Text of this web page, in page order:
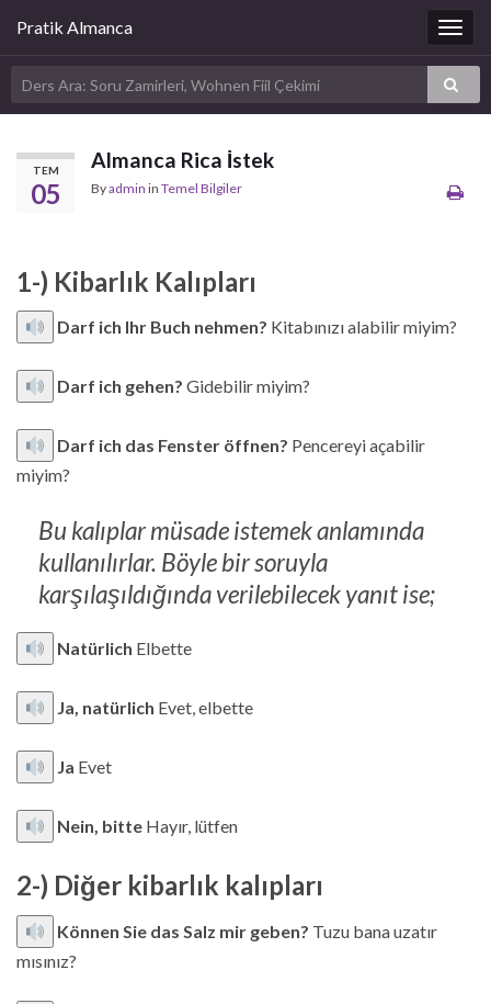
Pratik Almanca
TEM
05
Almanca Rica İstek
Byadmin in Temel Bilgiler
1-) Kibarlık Kalıpları
Darf ich Ihr Buch nehmen? Kitabınızı alabilir miyim?
Darf ich gehen? Gidebilir miyim?
Darf ich das Fenster öffnen? Pencereyi açabilir
miyim?
Bu kalıplar müsade istemek anlamında
kullanılırlar. Böyle bir soruyla
karşılaşıldığında verilebilecek yanıt ise;
Natürlich Elbette
Ja, natürlich Evet, elbette
Ja Evet
Nein, bitte Hayır, lütfen
2-) Diğer kibarlık kalıpları
Können Sie das Salz mir geben? Tuzu bana uzatır
mısınız?